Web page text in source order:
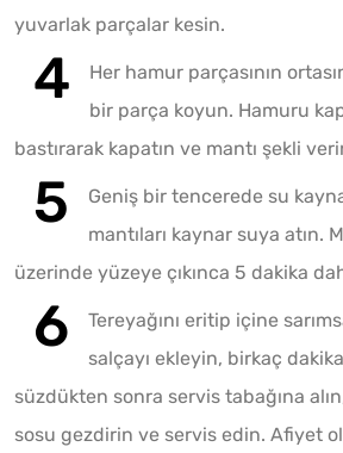
yuvarlak parçalar kesin.
Her hamur parçasının
bir parça koyun. Hamuru
bastırarak kapatın ve mantı şekli
Geniş bir tencerede su
mantıları kaynar suya atın.
üzerinde yüzeye çıkınca 5 dakika
Tereyağını eritip içine
salçayı ekleyin, birkaç
süzdükten sonra servis tabağına
sosu gezdirin ve servis edin. Afiyet